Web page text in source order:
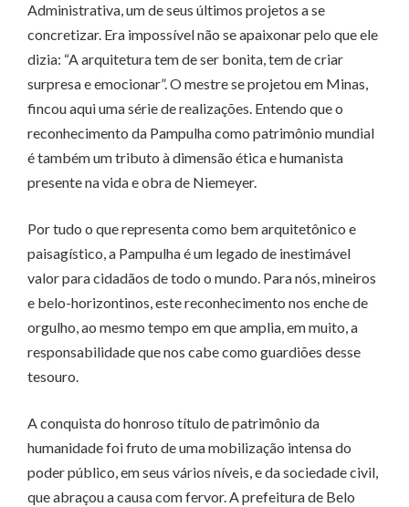
Administrativa, um de seus últimos projetos a se
concretizar. Era impossível não se apaixonar pelo que ele
dizia: “A arquitetura tem de ser bonita, tem de criar
surpresa e emocionar”. O mestre se projetou em Minas,
fincou aqui uma série de realizações. Entendo que o
reconhecimento da Pampulha como patrimônio mundial
é também um tributo à dimensão ética e humanista
presente na vida e obra de Niemeyer.
Por tudo o que representa como bem arquitetônico e
paisagístico, a Pampulha é um legado de inestimável
valor para cidadãos de todo o mundo. Para nós, mineiros
e belo-horizontinos, este reconhecimento nos enche de
orgulho, ao mesmo tempo em que amplia, em muito, a
responsabilidade que nos cabe como guardiões desse
tesouro.
A conquista do honroso título de patrimônio da
humanidade foi fruto de uma mobilização intensa do
poder público, em seus vários níveis, e da sociedade civil,
que abraçou a causa com fervor. A prefeitura de Belo